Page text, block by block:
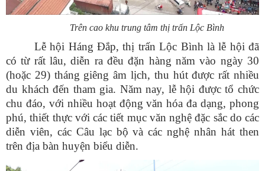
Trên cao khu trung tâm thị trấn Lộc Bình
Lễ hội Háng Đắp, thị trấn Lộc Bình là lễ hội đã
có từ rất lâu, diễn ra đều đặn hàng năm vào ngày 30
(hoặc 29) tháng giêng âm lịch, thu hút được rất nhiều
du khách đến tham gia. Năm nay, lễ hội được tổ chức
chu đáo, với nhiều hoạt động văn hóa đa dạng, phong
phú, thiết thực với các tiết mục văn nghệ đặc sắc do các
diễn viên, các Câu lạc bộ và các nghệ nhân hát then
trên địa bàn huyện biểu diễn.